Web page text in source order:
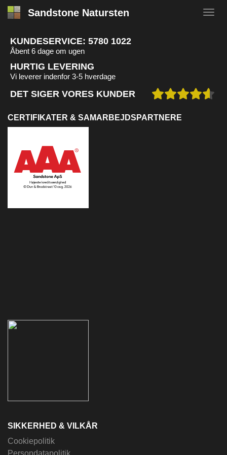
Sandstone Natursten
KUNDESERVICE: 5780 1022
Åbent 6 dage om ugen
HURTIG LEVERING
Vi leverer indenfor 3-5 hverdage
DET SIGER VORES KUNDER
CERTIFIKATER & SAMARBEJDSPARTNERE
SIKKERHED & VILKÅR
Cookiepolitik
Persondatapolitik